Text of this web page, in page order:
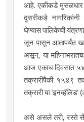
आहे. एकीकडे मुसळधार
दुसरीकडे
घेण्यास पालिकेची
जून पासून आतापर्यंत
असून, या
आज एकाच दिवसात
तक्रारींपैकी १५४९
तक्रारी या 'इनव्हॅलिड'
​असे असले तरी, रस्ते